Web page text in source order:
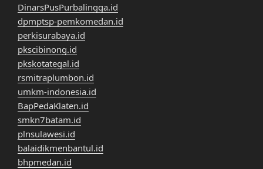
DinarsPusPurbalingga.id
dpmptsp-pemkomedan.id
perkisurabaya.id
pkscibinong.id
pkskotategal.id
rsmitraplumbon.id
umkm-indonesia.id
BapPedaKlaten.id
smkn7batam.id
plnsulawesi.id
balaidikmenbantul.id
bhpmedan.id